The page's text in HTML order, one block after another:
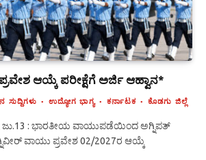
ಆಯ್ಕೆ ಪರೀಕ್ಷೆಗೆ ಅರ್ಜಿ ಆಹ್ವಾನ*
ಸುದ್ದಿಗಳು ಉದ್ಯೋಗ ಭಾಗ್ಯ ಕರ್ನಾಟಕ ಕೊಡಗು ಜಿಲ್ಲೆ
ಜು.13 : ಭಾರತೀಯ ವಾಯುಪಡೆಯಿಂದ ಅಗ್ನಿಪತ್
ವಾಯು ಪ್ರವೇಶ 02/2027ರ ಆಯ್ಕೆ